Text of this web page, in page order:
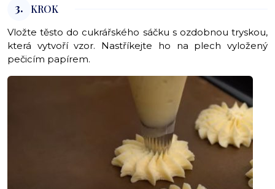
3. KROK
Vložte těsto do cukrářského sáčku s ozdobnou tryskou,
která vytvoří vzor. Nastříkejte ho na plech vyložený
pečicím papírem.